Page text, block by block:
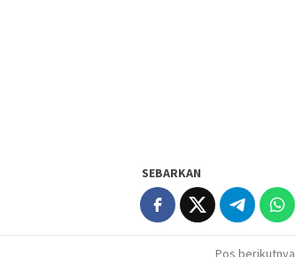
SEBARKAN
Pos berikutnya